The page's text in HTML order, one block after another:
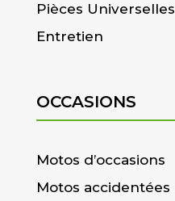
Pièces Universelles
Entretien
OCCASIONS
Motos d’occasions
Motos accidentées